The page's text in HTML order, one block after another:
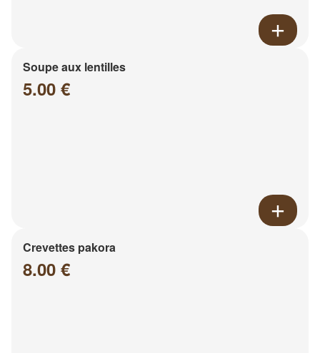
Soupe aux lentilles
5.00 €
Crevettes pakora
8.00 €